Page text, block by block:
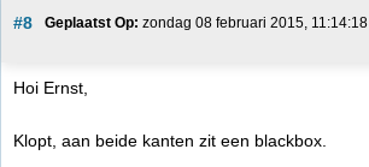
#8 Geplaatst Op: zondag 08 februari 2015, 11:14:18
Hoi Ernst,
Klopt, aan beide kanten zit een blackbox.